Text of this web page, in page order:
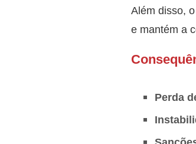
Além disso, o
e mantém a
Perda